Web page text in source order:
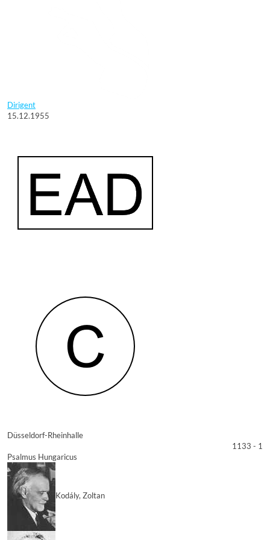
Dirigent
15.12.1955
Düsseldorf-Rheinhalle
1133 - 1
Psalmus Hungaricus
Kodály, Zoltan